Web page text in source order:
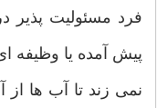
فرد مسئولیت پذیر
پیش آمده یا وظیفه
نمی زند تا آب ها از